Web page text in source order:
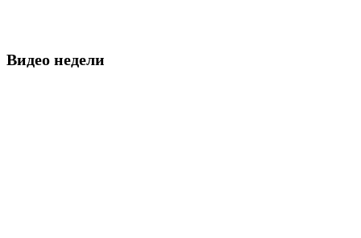
Видео недели